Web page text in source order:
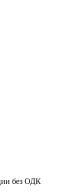
без ОДК